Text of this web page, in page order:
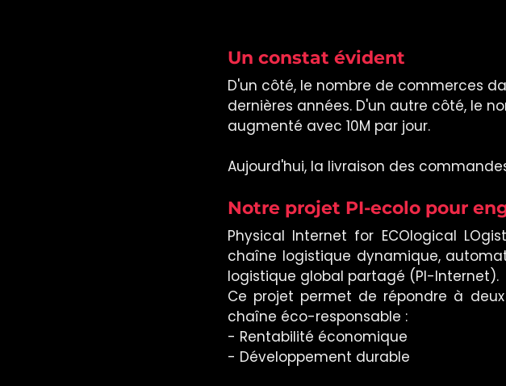
Un constat évident
D'un côté, le nombre de commerces
dernières années. D'un autre côté, le
augmenté avec 10M par jour.
Aujourd'hui, la livraison des
Notre projet PI-ecolo pour
Physical Internet for ECOlogical
chaîne logistique dynamique,
logistique global partagé (PI-Internet).
Ce projet permet de répondre à
chaîne éco-responsable :
- Rentabilité économique
- Développement durable